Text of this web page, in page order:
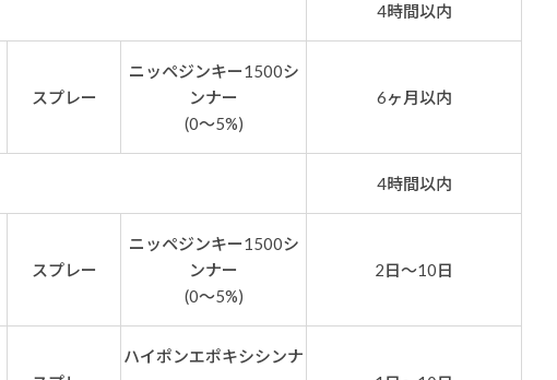
4時間以内
スプレー
ニッペジンキー1500シ
ンナー
(0～5%)
6ヶ月以内
4時間以内
スプレー
ニッペジンキー1500シ
ンナー
(0～5%)
2日～10日
ハイポンエポキシシンナ